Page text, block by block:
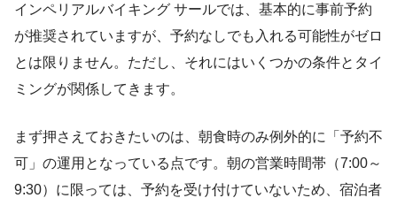
インペリアルバイキング サールでは、基本的に事前予約
が推奨されていますが、予約なしでも入れる可能性がゼロ
とは限りません。ただし、それにはいくつかの条件とタイ
ミングが関係してきます。
まず押さえておきたいのは、朝食時のみ例外的に「予約不
可」の運用となっている点です。朝の営業時間帯（7:00～
9:30）に限っては、予約を受け付けていないため、宿泊者